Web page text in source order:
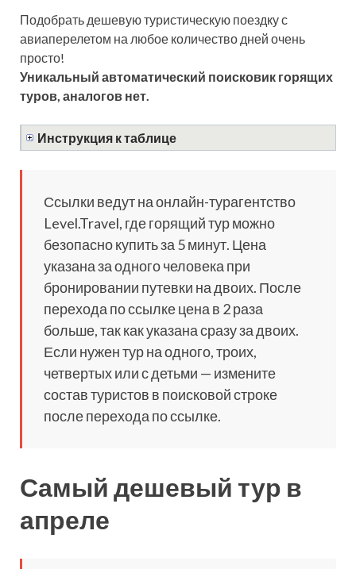
Подобрать дешевую туристическую поездку с
авиаперелетом на любое количество дней очень
просто!
Уникальный автоматический поисковик горящих
туров, аналогов нет.
Инструкция к таблице
Ссылки ведут на онлайн-турагентство
Level.Travel, где горящий тур можно
безопасно купить за 5 минут. Цена
указана за одного человека при
бронировании путевки на двоих. После
перехода по ссылке цена в 2 раза
больше, так как указана сразу за двоих.
Если нужен тур на одного, троих,
четвертых или с детьми — измените
состав туристов в поисковой строке
после перехода по ссылке.
Самый дешевый тур в
апреле